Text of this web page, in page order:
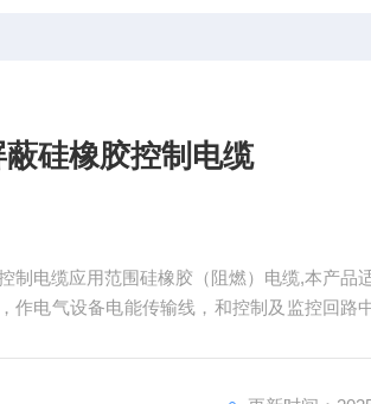
硅橡胶控制电缆
制电缆应用范围硅橡胶（阻燃）电缆,本产品
作电气设备电能传输线，和控制及监控回路
耐老化，耐臭氧，防水等特性，并具有很好